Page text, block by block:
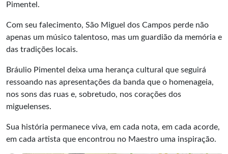
Pimentel.
Com seu falecimento, São Miguel dos Campos perde não
apenas um músico talentoso, mas um guardião da memória e
das tradições locais.
Bráulio Pimentel deixa uma herança cultural que seguirá
ressoando nas apresentações da banda que o homenageia,
nos sons das ruas e, sobretudo, nos corações dos
miguelenses.
Sua história permanece viva, em cada nota, em cada acorde,
em cada artista que encontrou no Maestro uma inspiração.